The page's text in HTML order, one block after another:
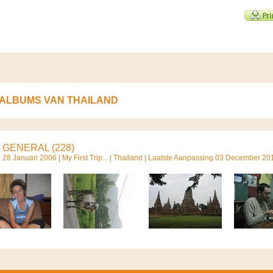
VAN THAILAND
GENERAL (228)
28 Januari 2006 | My First Trip... | Thailand | Laatste Aanpassing 03 December